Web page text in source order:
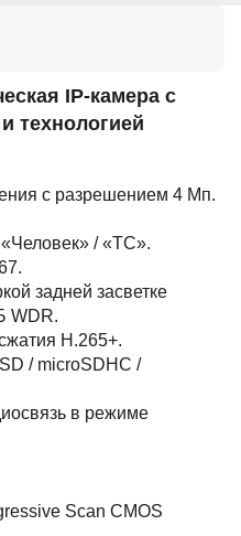
IP-камера с
технологией
с разрешением 4 Мп.
/ «ТС».
задней засветке
WDR.
H.265+.
/ microSDHC /
в режиме
Scan CMOS